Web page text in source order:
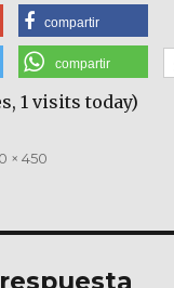
compartir
compartir
1 visits today)
× 450